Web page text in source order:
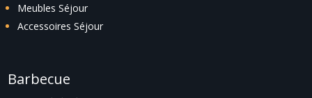
Meubles Séjour
Accessoires Séjour
Barbecue